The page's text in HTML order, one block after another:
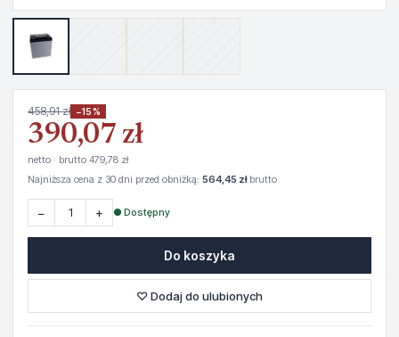
458,91 zł −15%
390,07 zł
netto · brutto 479,78 zł
Najniższa cena z 30 dni przed obniżką: 564,45 złbrutto
− + ● Dostępny
Do koszyka
♡ Dodaj do ulubionych